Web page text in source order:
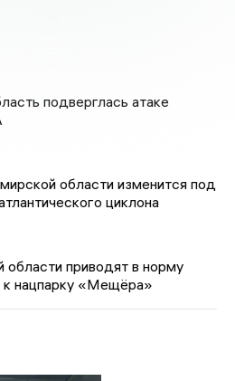
подверглась атаке
области изменится под
циклона
приводят в норму
нацпарку «Мещёра»